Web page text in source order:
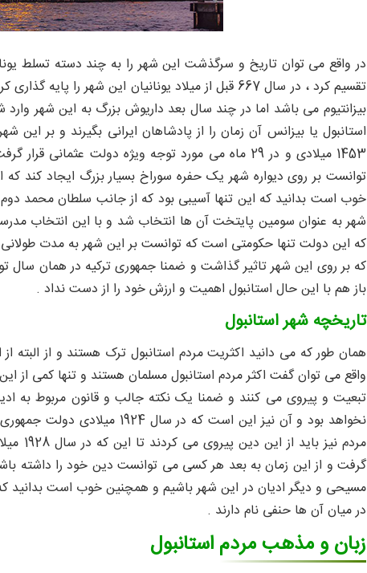
در واقع می توان تاریخ و سرگذشت این شهر را به چند دسته تسلط
تقسیم کرد ، در سال 667 قبل از میلاد یونانیان این
استانبول یا بیزانس آن زمان را از پادشاهان ایرانی بگیرند و بر
1453 میلادی و در 29 ماه می مورد توجه ویژه دولت
توانست بر روی دیواره شهر یک حفره سوراخ بسیار بزرگ ایجاد کند که
خوب است بدانید که این تنها آسیبی بود که از جانب سلطان محمد
شهر به عنوان سومین پایتخت آن ها انتخاب شد و با این انتخاب
که بر روی این شهر تاثیر گذاشت و ضمنا جمهوری ترکیه در همان سال
باز هم با این حال استانبول اهمیت و ارزش خود را از دست نداد .
تاریخچه شهر استانبول
همان طور که می دانید اکثریت مردم استانبول ترک هستند و از
واقع می توان گفت اکثر مردم استانبول مسلمان هستند و تنها کمی
تبعیت و پیروی می کنند و ضمنا یک نکته جالب و قانون مربوط به
نخواهد بود و آن نیز این است
مردم
مسیحی و دیگر ادیان در این شهر باشیم و همچنین خوب است بدانید
در میان آن ها حنفی نام دارند .
زبان و مذهب مردم استانبول